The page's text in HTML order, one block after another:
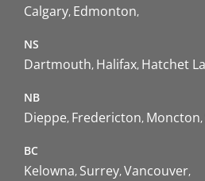
Calgary Edmonton
NS
Dartmouth Halifax Hatchet
NB
Dieppe Fredericton Moncton
BC
Kelowna Surrey Vancouver